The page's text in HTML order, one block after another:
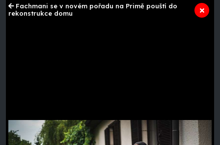
Fachmani se v novém pořadu na Primě pouští do
rekonstrukce domu